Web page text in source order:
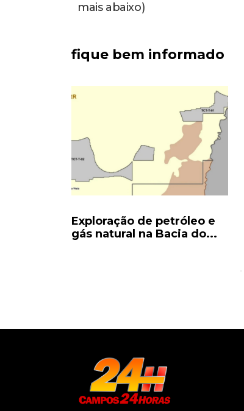
mais abaixo)
fique bem informado
Avião faz retorno ao
aeroporto de Manaus